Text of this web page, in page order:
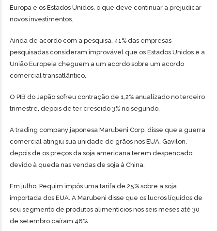
Europa e os Estados Unidos, o que deve continuar a prejudicar
novos investimentos.
Ainda de acordo com a pesquisa, 41% das empresas
pesquisadas consideram improvável que os Estados Unidos e a
União Europeia cheguem a um acordo sobre um acordo
comercial transatlântico.
O PIB do Japão sofreu contração de 1,2% anualizado no terceiro
trimestre, depois de ter crescido 3% no segundo.
A trading company japonesa Marubeni Corp, disse que a guerra
comercial atingiu sua unidade de grãos nos EUA, Gavilon,
depois de os preços da soja americana terem despencado
devido à queda nas vendas de soja à China.
Em julho, Pequim impôs uma tarifa de 25% sobre a soja
importada dos EUA. A Marubeni disse que os lucros líquidos de
seu segmento de produtos alimentícios nos seis meses até 30
de setembro caíram 46%.